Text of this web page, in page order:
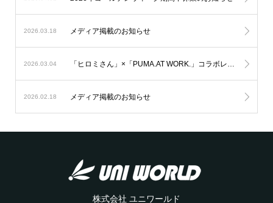
2026.03.18 メディア掲載のお知らせ
2026.03.04 「ヒロミさん」×「PUMA.AT WORK.」コラボレーション企画 第2弾
2026.02.18 メディア掲載のお知らせ
株式会社 ユニワールド